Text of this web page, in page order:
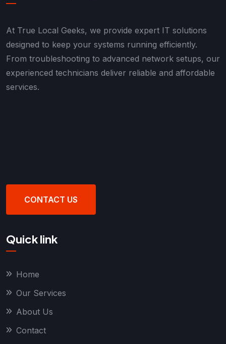
At True Local Geeks, we provide expert IT solutions
designed to keep your systems running efficiently.
From troubleshooting to advanced network setups, our
experienced technicians deliver reliable and affordable
services.
CONTACT US
Quick link
Home
Our Services
About Us
Contact